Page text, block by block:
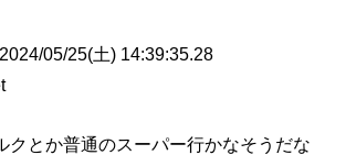
2024/05/25(土) 14:39:35.28
クとか普通のスーパー行かなそうだな